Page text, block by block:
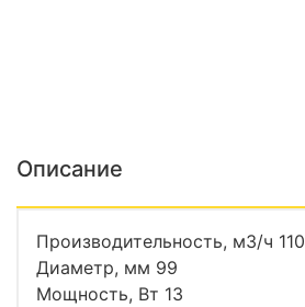
Описание
Производительность, м3/ч 110
Диаметр, мм 99
Мощность, Вт 13